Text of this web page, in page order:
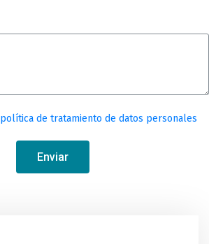
política de tratamiento de datos personales
Enviar